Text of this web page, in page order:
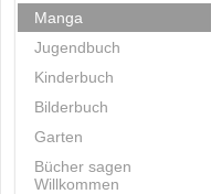
Manga
Jugendbuch
Kinderbuch
Bilderbuch
Garten
Bücher sagen
Willkommen